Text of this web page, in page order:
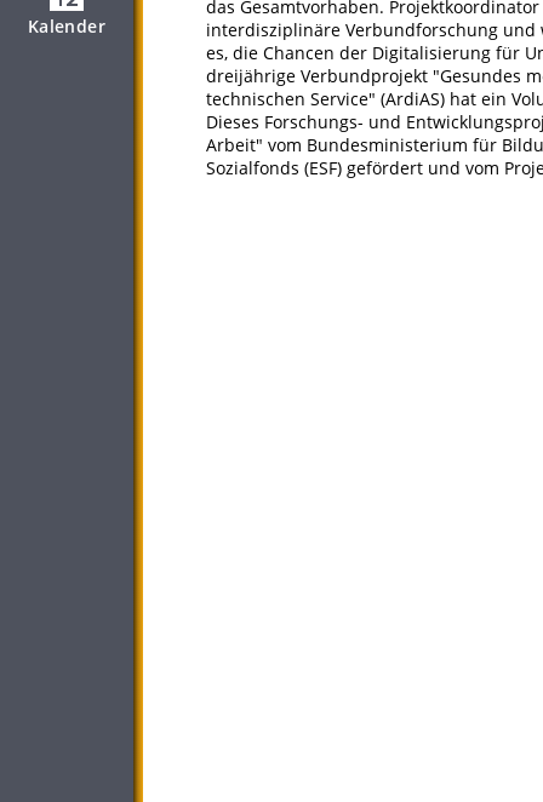
Kalender
das Gesamtvorhaben.
interdisziplinäre Verbundforschung
es, die Chancen der Digitalisierung für
dreijährige Verbundprojekt "Gesundes
technischen Service" (ArdiAS) hat ein
Dieses Forschungs- und
Arbeit" vom Bundesministerium für
Sozialfonds (ESF) gefördert und vom